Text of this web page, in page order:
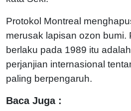
Protokol Montreal
merusak lapisan ozon bumi.
berlaku pada 1989 itu
perjanjian internasional
paling berpengaruh.
Baca Juga :